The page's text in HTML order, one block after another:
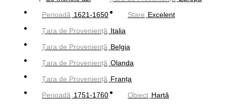
Perioadă 1621-1650 Stare Excelent
Țara de Proveniență Italia
Țara de Proveniență Belgia
Țara de Proveniență Olanda
Țara de Proveniență Franța
Perioadă 1751-1760 Obiect Hartă